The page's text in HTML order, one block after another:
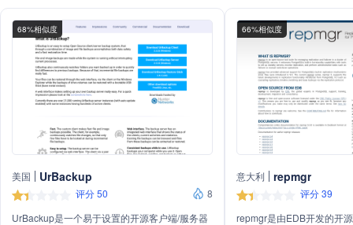
68%相似度
美国 UrBackup
评分 50
8
UrBackup是一个易于设置的开源客户端/服务器
66%相似度
意大利 repmgr
评分 39
repmgr是由EDB开发的开